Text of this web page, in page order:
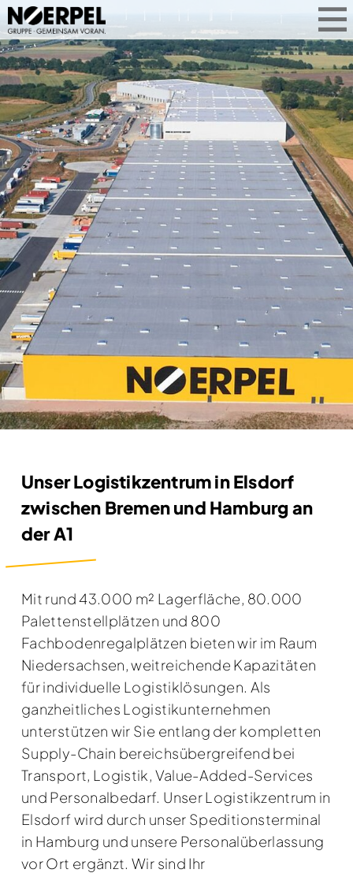
LOGISTIK
ELSDORF
Logistikzentrum Elsdorf: Mit 43.000 m²
Lagerfläche, Gefahrstoffkompetenz
und direkter A1‑Anbindung bieten wir
skalierbare Lösungen für Transport,
Fulfillment und Batterie‑Handling –
effizient, sicher und ideal für
Norddeutschland.
Unser Logistikzentrum in Elsdorf
zwischen Bremen und Hamburg an
der A1
Mit rund 43.000 m² Lagerfläche, 80.000
Palettenstellplätzen und 800
Fachbodenregalplätzen bieten wir im Raum
Niedersachsen, weitreichende Kapazitäten
für individuelle Logistiklösungen. Als
ganzheitliches Logistikunternehmen
unterstützen wir Sie entlang der kompletten
Supply-Chain bereichsübergreifend bei
Transport, Logistik, Value-Added-Services
und Personalbedarf. Unser Logistikzentrum in
Elsdorf wird durch unser Speditionsterminal
in Hamburg und unsere Personalüberlassung
vor Ort ergänzt. Wir sind Ihr